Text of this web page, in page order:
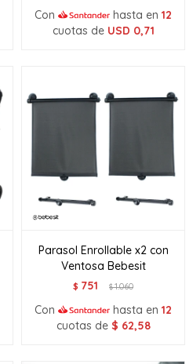
Con hasta en 12
cuotas de USD 0,71
Parasol Enrollable x2 con
Ventosa Bebesit
$ 751 $1.060
Con hasta en 12
cuotas de $ 62,58